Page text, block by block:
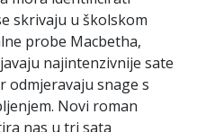
skrivaju u školskom
probe Macbetha,
najintenzivnije sate
odmjeravaju snage s
Novi roman
nas u tri sata